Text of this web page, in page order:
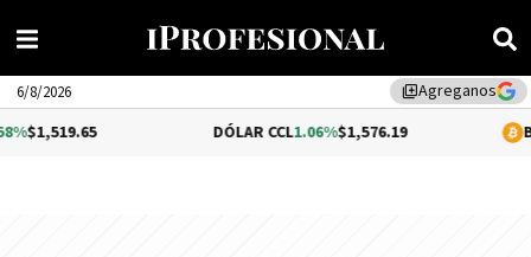
library_addAgreganos
6/8/2026
DÓLAR CCL1.06%$1,576.19 BITCOIN